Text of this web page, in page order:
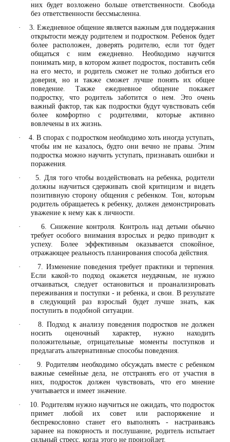
них будет возложено больше ответственности. Свобода
без ответственности бессмысленна.
·
3. Ежедневное общение является важным для поддержания
открытости между родителем и подростком. Ребенок будет
более расположен, доверять родителю, если тот будет
общаться с ним ежедневно. Необходимо научится
понимать мир, в котором живет подросток, поставить себя
на его место, и родитель сможет не только добиться его
доверия, но и также сможет лучше понять их общее
поведение. Также ежедневное общение покажет
подростку, что родитель заботится о нем. Это очень
важный фактор, так как подростки будут чувствовать себя
более комфортно с родителями, которые активно
вовлечены в их жизнь.
·
4. В спорах с подростком необходимо хоть иногда уступать,
чтобы им не казалось, будто они вечно не правы. Этим
подростка можно научить уступать, признавать ошибки и
поражения.
·
5. Для того чтобы воздействовать на ребенка, родители
должны научиться сдерживать свой критицизм и видеть
позитивную сторону общения с ребенком. Тон, которым
родитель обращаетесь к ребенку, должен демонстрировать
уважение к нему как к личности.
·
6. Снижение контроля. Контроль над детьми обычно
требует особого внимания взрослых и редко приводит к
успеху. Более эффективным оказывается спокойное,
отражающее реальность планирования способа действия.
·
7. Изменение поведения требует практики и терпения.
Если какой-то подход окажется неудачным, не нужно
отчаиваться, следует остановиться и проанализировать
переживания и поступки - и ребенка, и свои. В результате
в следующий раз взрослый будет лучше знать, как
поступить в подобной ситуации.
·
8. Подход к анализу поведения подростков не должен
носить оценочный характер, нужно находить
положительные, отрицательные моменты поступков и
предлагать альтернативные способы поведения.
·
9. Родителям необходимо обсуждать вместе с ребенком
важные семейные дела, не отстранять его от участия в
них, подросток должен чувствовать, что его мнение
учитывается и имеет значение.
·
10. Родителям нужно научиться не ожидать, что подросток
примет любой их совет или распоряжение и
беспрекословно станет его выполнять - настраиваясь
заранее на покорность и послушание, родитель испытает
сильный стресс, когда этого не произойдет.